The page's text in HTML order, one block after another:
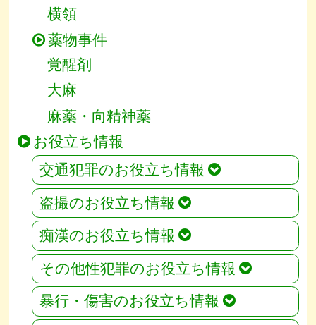
横領
薬物事件
覚醒剤
大麻
麻薬・向精神薬
お役立ち情報
交通犯罪のお役立ち情報
盗撮のお役立ち情報
痴漢のお役立ち情報
その他性犯罪のお役立ち情報
暴行・傷害のお役立ち情報